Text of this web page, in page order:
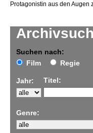
Suchen nach:
Film
Regie
Jahr: Titel:
Genre:
Protagonistin aus den Augen